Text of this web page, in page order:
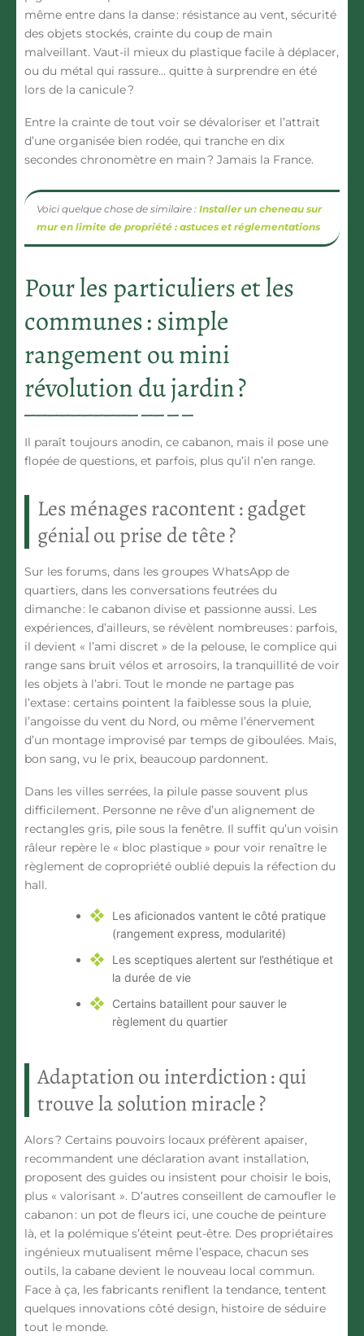
même entre dans la danse : résistance au vent, sécurité
des objets stockés, crainte du coup de main
malveillant. Vaut-il mieux du plastique facile à déplacer,
ou du métal qui rassure… quitte à surprendre en été
lors de la canicule ?
Entre la crainte de tout voir se dévaloriser et l’attrait
d’une organisée bien rodée, qui tranche en dix
secondes chronomètre en main ? Jamais la France.
Voici quelque chose de similaire : Installer un cheneau sur
mur en limite de propriété : astuces et réglementations
Pour les particuliers et les
communes : simple
rangement ou mini
révolution du jardin ?
Il paraît toujours anodin, ce cabanon, mais il pose une
flopée de questions, et parfois, plus qu’il n’en range.
Les ménages racontent : gadget
génial ou prise de tête ?
Sur les forums, dans les groupes WhatsApp de
quartiers, dans les conversations feutrées du
dimanche : le cabanon divise et passionne aussi. Les
expériences, d’ailleurs, se révèlent nombreuses : parfois,
il devient « l’ami discret » de la pelouse, le complice qui
range sans bruit vélos et arrosoirs, la tranquillité de voir
les objets à l’abri. Tout le monde ne partage pas
l’extase : certains pointent la faiblesse sous la pluie,
l’angoisse du vent du Nord, ou même l’énervement
d’un montage improvisé par temps de giboulées. Mais,
bon sang, vu le prix, beaucoup pardonnent.
Dans les villes serrées, la pilule passe souvent plus
difficilement. Personne ne rêve d’un alignement de
rectangles gris, pile sous la fenêtre. Il suffit qu’un voisin
râleur repère le « bloc plastique » pour voir renaître le
règlement de copropriété oublié depuis la réfection du
hall.
Les aficionados vantent le côté pratique
(rangement express, modularité)
Les sceptiques alertent sur l’esthétique et
la durée de vie
Certains bataillent pour sauver le
règlement du quartier
Adaptation ou interdiction : qui
trouve la solution miracle ?
Alors ? Certains pouvoirs locaux préfèrent apaiser,
recommandent une déclaration avant installation,
proposent des guides ou insistent pour choisir le bois,
plus « valorisant ». D’autres conseillent de camoufler le
cabanon : un pot de fleurs ici, une couche de peinture
là, et la polémique s’éteint peut-être. Des propriétaires
ingénieux mutualisent même l’espace, chacun ses
outils, la cabane devient le nouveau local commun.
Face à ça, les fabricants reniflent la tendance, tentent
quelques innovations côté design, histoire de séduire
tout le monde.